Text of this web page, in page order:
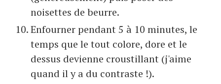
noisettes de beurre.
Enfourner pendant 5 à 10 minutes, le
temps que le tout colore, dore et le
dessus devienne croustillant (j'aime
quand il y a du contraste !).